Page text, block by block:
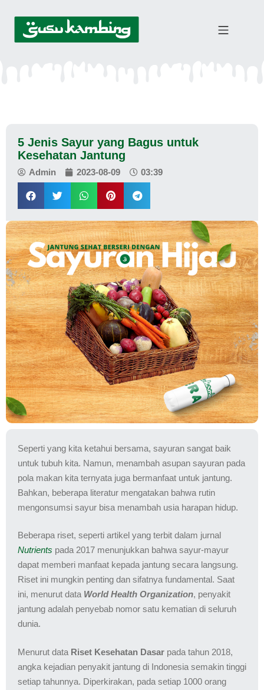
5 Jenis Sayur yang Bagus untuk
Kesehatan Jantung
Admin 2023-08-09 03:39
Seperti yang kita ketahui bersama, sayuran sangat baik
untuk tubuh kita. Namun, menambah asupan sayuran pada
pola makan kita ternyata juga bermanfaat untuk jantung.
Bahkan, beberapa literatur mengatakan bahwa rutin
mengonsumsi sayur bisa menambah usia harapan hidup.
Beberapa riset, seperti artikel yang terbit dalam jurnal
Nutrients pada 2017 menunjukkan bahwa sayur-mayur
dapat memberi manfaat kepada jantung secara langsung.
Riset ini mungkin penting dan sifatnya fundamental. Saat
ini, menurut data World Health Organization, penyakit
jantung adalah penyebab nomor satu kematian di seluruh
dunia.
Menurut data Riset Kesehatan Dasar pada tahun 2018,
angka kejadian penyakit jantung di Indonesia semakin tinggi
setiap tahunnya. Diperkirakan, pada setiap 1000 orang